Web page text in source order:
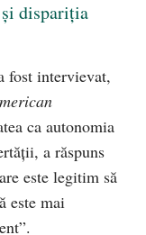
dispariția
fost intervievat,
ca autonomia
a răspuns
este legitim să
este mai